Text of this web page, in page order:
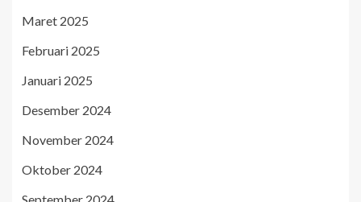
Maret 2025
Februari 2025
Januari 2025
Desember 2024
November 2024
Oktober 2024